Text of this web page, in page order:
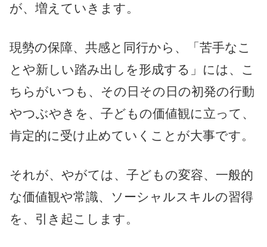
が、増えていきます。
現勢の保障、共感と同行から、「苦手なこ
とや新しい踏み出しを形成する」には、こ
ちらがいつも、その日その日の初発の行動
やつぶやきを、子どもの価値観に立って、
肯定的に受け止めていくことが大事です。
それが、やがては、子どもの変容、一般的
な価値観や常識、ソーシャルスキルの習得
を、引き起こします。